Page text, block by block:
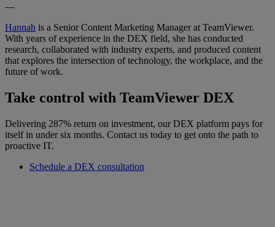
—
Hannah is a Senior Content Marketing Manager at TeamViewer.
With years of experience in the DEX field, she has conducted
research, collaborated with industry experts, and produced content
that explores the intersection of technology, the workplace, and the
future of work.
Take control with TeamViewer DEX
Delivering 287% return on investment, our DEX platform pays for
itself in under six months. Contact us today to get onto the path to
proactive IT.
Schedule a DEX consultation